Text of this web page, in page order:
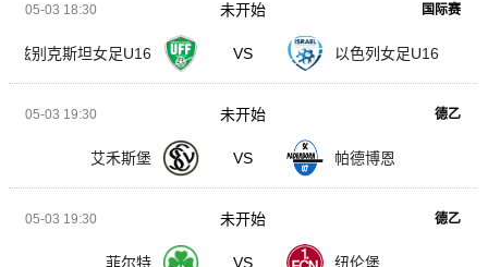
05-03 18:30 国际赛
乌兹别克斯坦女足U16 VS 以色列女足U16
未开始
05-03 19:30 德乙
艾禾斯堡 VS 帕德博恩
未开始
05-03 19:30 德乙
菲尔特 VS 纽伦堡
未开始